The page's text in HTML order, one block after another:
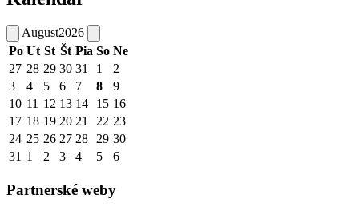
August2026
Po Ut St Št Pia So Ne
27 28 29 30 31 1
2
3
4 5 6 7 8
9
10 11 12 13 14 15 16
17 18 19 20 21 22 23
24 25 26 27 28 29 30
31 1 2 3 4 5 6
Partnerské weby